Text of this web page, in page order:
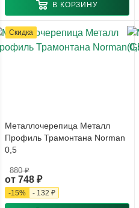
В КОРЗИНУ
Скидка
Металлочерепица Металл
Профиль Трамонтана Norman
0,5
от 748 ₽
880 ₽
-15% - 132 ₽